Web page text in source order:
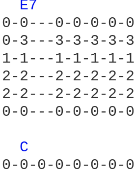
E7
0---0-0-0-0-
3---3-3-3-
1---1-1-1-
2---2-2-2-
2---2-2-2-
0---0-0-0-
C
0-0-0-0-0-